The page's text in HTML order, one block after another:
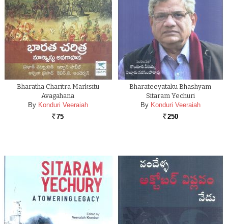
Bharatha Charitra Marksitu
Avagahana
By Konduri Veeraiah
Rs. 75
Bharateeyataku Bhashyam
Sitaram Yechuri
By Konduri Veeraiah
Rs. 250